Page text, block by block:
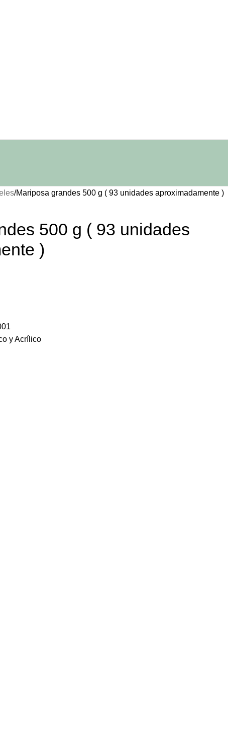
Mariposa grandes 500 g ( 93 unidades aproximadamente )
500 g ( 93 unidades
)
y Acrílico